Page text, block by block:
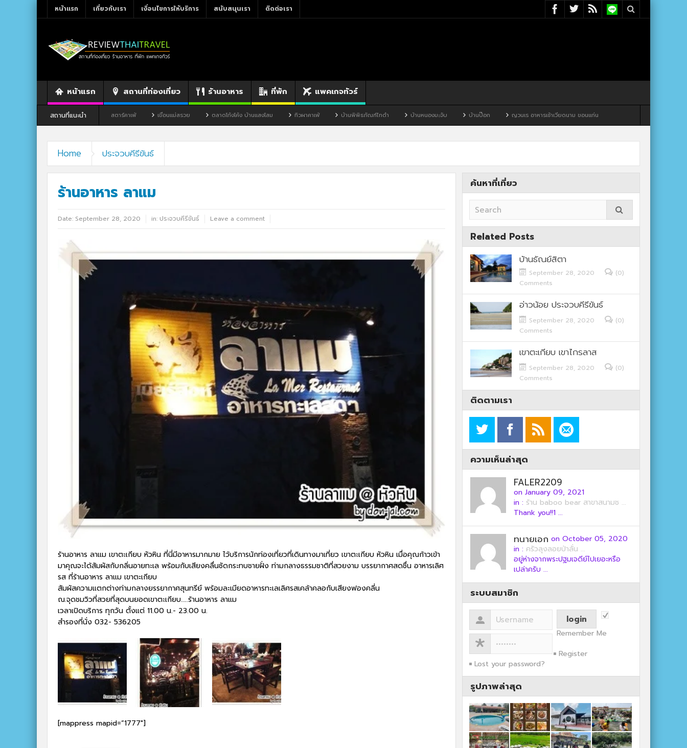
หน้าแรก เกี่ยวกับเรา เงื่อนไขการให้บริการ สนับสนุนเรา ติดต่อเรา
หน้าแรก สถานที่ท่องเที่ยว ร้านอาหาร ที่พัก แพคเกจทัวร์
สถานที่แนะนำ
สตาร์คาเฟ่ เขื่อนแม่สรวย ตลาดโก้งโค้ง บ้านแสงโสม ทิวผาคาเฟ่ บ้านพิพิธภัณฑ์ไทดำ บ้านหนองมะจับ บ้านป๊อก ญวนเร อาหารเช้าเวียดนาม ขอนแก่น
Home ประจวบคีรีขันธ์
ร้านอาหาร ลาแม
Date: September 28, 2020 in: ประจวบคีรีขันธ์ Leave a comment
ร้านอาหาร ลาแม เขาตะเกียบ หัวหิน ที่นี่มีอาหารมากมาย ไว้บริการนักท่องเที่ยวที่เดินทางมาเที่ยว เขาตะเกียบ หัวหิน เมื่อคุณก้าวเข้า
มาคุณจะได้สัมผัสกับกลิ่นอายทะเล พร้อมกับเสียงคลื่นซัดกระทบชายฝั่ง ท่ามกลางธรรมชาติที่สวยงาม บรรยากาศสดชื่น อาหารเลิศ
รส ที่ร้านอาหาร ลาแม เขาตะเกียบ
สัมผัสความแตกต่างท่ามกลางยรรยากาศสุนทรีย์ พร้อมละเมียดอาหารทะเลเลิศรสเคล้าคลอกับเสียงฟองคลี่น
ณ.จุดชมวิวที่สวยที่สุดบนยอดเขาตะเกียบ…..ร้านอาหาร ลาแม
เวลาเปิดบริการ ทุกวัน ตั้งแต่ 11.00 น.- 23.00 น.
สำรองที่นั่ง 032- 536205
[mappress mapid=”1777″]
ค้นหาที่เที่ยว
Related Posts
บ้านธัณย์สิตา
September 28, 2020
(0)
Comments
อ่าวน้อย ประจวบคีรีขันธ์
September 28, 2020
(0)
Comments
เขาตะเกียบ เขาไกรลาส
September 28, 2020
(0)
Comments
ติดตามเรา
ความเห็นล่าสุด
FALER2209
on January 09, 2021
in : ร้าน baboo bear สาขาสนามช ...
Thank you!!1 ...
ทนายเอก on October 05, 2020
in : ครัวลุงลอยป่าลั่น ...
อยู่ห่างจากพระปฐมเจดีย์ไปเยอะหรือ
เปล่าครับ ...
ระบบสมาชิก
Remember Me
Register
Lost your password?
รูปภาพล่าสุด